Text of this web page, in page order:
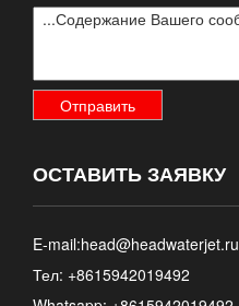
ОСТАВИТЬ ЗАЯВКУ
E-mail:head@headwaterjet.ru
Тел: +8615942019492